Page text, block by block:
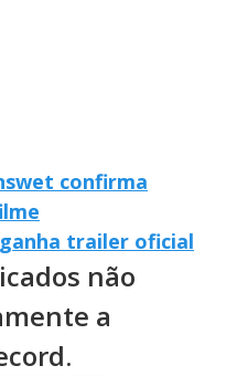
confirma
trailer oficial
não
a